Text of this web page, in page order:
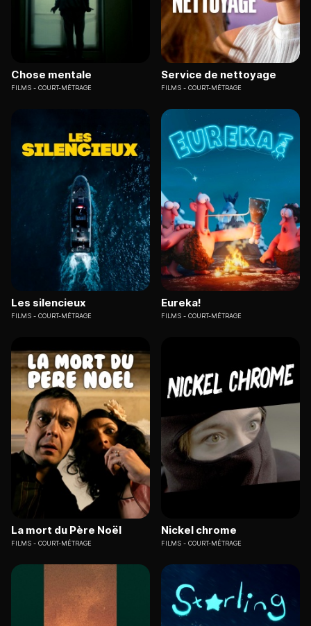
Chose mentale
FILMS COURT-MÉTRAGE
Service de nettoyage
FILMS COURT-MÉTRAGE
Les silencieux
FILMS COURT-MÉTRAGE
Eureka!
FILMS COURT-MÉTRAGE
La mort du Père Noël
FILMS COURT-MÉTRAGE
Nickel chrome
FILMS COURT-MÉTRAGE